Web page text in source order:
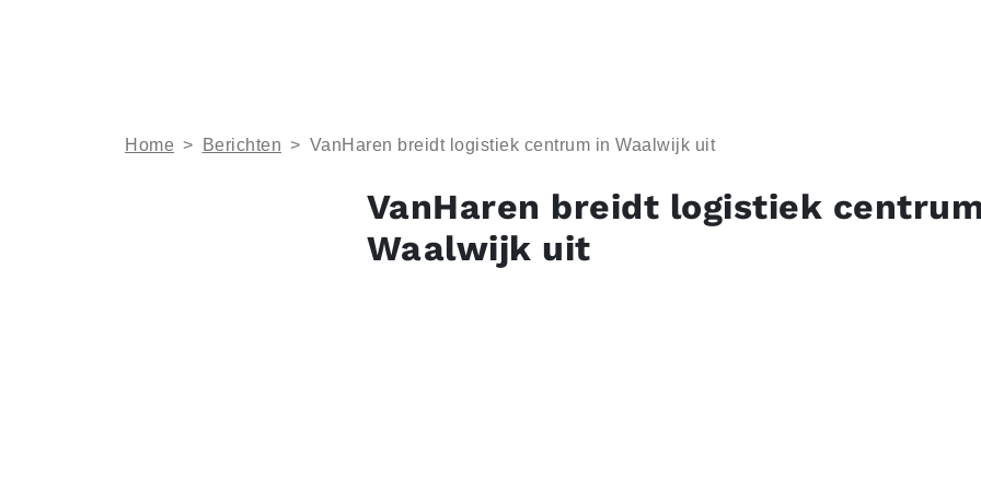
Home > Berichten > VanHaren breidt logistiek centrum in Waalwijk uit
VanHaren breidt logistiek
Waalwijk uit